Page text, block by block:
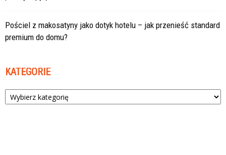
Pościel z makosatyny jako dotyk hotelu – jak przenieść standard
premium do domu?
KATEGORIE
Kategorie